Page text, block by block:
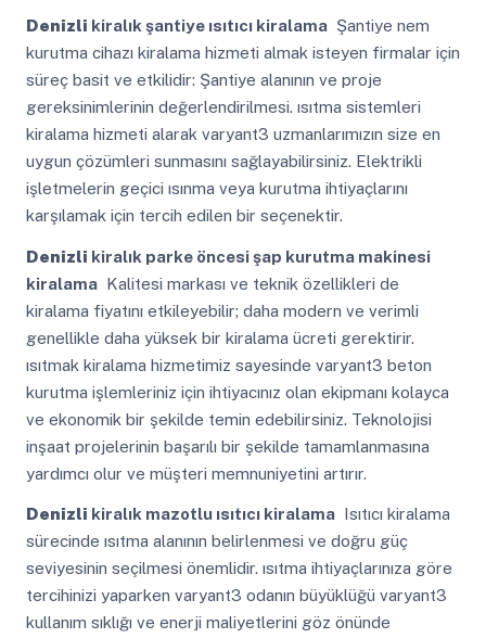
Denizli kiralık şantiye ısıtıcı kiralamaŞantiye nem
kurutma cihazı kiralama hizmeti almak isteyen firmalar için
süreç basit ve etkilidir: Şantiye alanının ve proje
gereksinimlerinin değerlendirilmesi. ısıtma sistemleri
kiralama hizmeti alarak varyant3 uzmanlarımızın size en
uygun çözümleri sunmasını sağlayabilirsiniz. Elektrikli
işletmelerin geçici ısınma veya kurutma ihtiyaçlarını
karşılamak için tercih edilen bir seçenektir.
Denizli kiralık parke öncesi şap kurutma makinesi
kiralamaKalitesi markası ve teknik özellikleri de
kiralama fiyatını etkileyebilir; daha modern ve verimli
genellikle daha yüksek bir kiralama ücreti gerektirir.
ısıtmak kiralama hizmetimiz sayesinde varyant3 beton
kurutma işlemleriniz için ihtiyacınız olan ekipmanı kolayca
ve ekonomik bir şekilde temin edebilirsiniz. Teknolojisi
inşaat projelerinin başarılı bir şekilde tamamlanmasına
yardımcı olur ve müşteri memnuniyetini artırır.
Denizli kiralık mazotlu ısıtıcı kiralamaIsıtıcı kiralama
sürecinde ısıtma alanının belirlenmesi ve doğru güç
seviyesinin seçilmesi önemlidir. ısıtma ihtiyaçlarınıza göre
tercihinizi yaparken varyant3 odanın büyüklüğü varyant3
kullanım sıklığı ve enerji maliyetlerini göz önünde